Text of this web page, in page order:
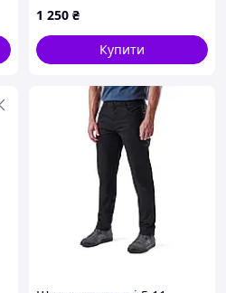
1 250 ₴
Купити